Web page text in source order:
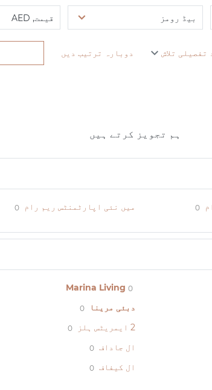
بیڈ رومز قیمت, AED
تفصیلی تلاش دوبارہ ترتیب دیں
ہم تجویز کرتے ہیں
0 میں نئی اپارٹمنٹس ریم رام 0
Marina Living 0
دبئی مرینا 0
2 ایمریٹس ہلز 0
ال جاداف 0
ال کیفاف 0